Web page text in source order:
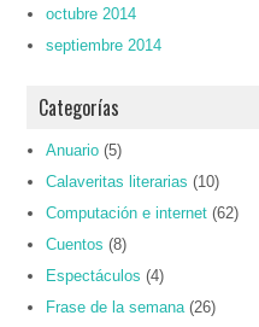
octubre 2014
septiembre 2014
Categorías
Anuario (5)
Calaveritas literarias (10)
Computación e internet (62)
Cuentos (8)
Espectáculos (4)
Frase de la semana (26)